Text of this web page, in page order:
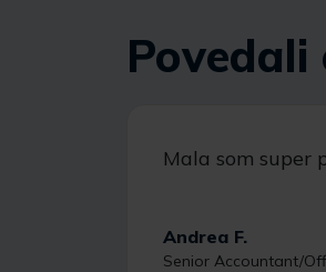
Povedali
Mala som super
Andrea F.
Senior Accountant/